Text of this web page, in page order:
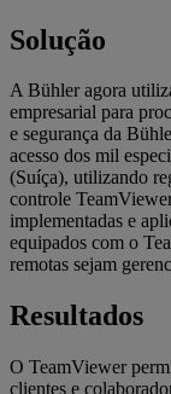
Solução
A Bühler agora
empresarial para
e segurança da
acesso dos mil
(Suíça), utilizando
controle
implementadas e
equipados com o
remotas sejam
Resultados
O TeamViewer
clientes e